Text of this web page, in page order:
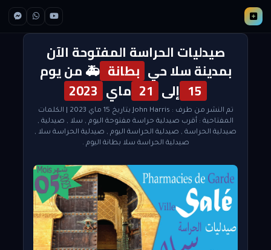
صيدليات الحراسة المفتوحة الآن
بمدينة سلا حي بطانة 🚑 من يوم
15 إلى 21 ماي 2023
تم النشر من طرف : John Harris بتاريخ 15 ماي 2023
| الكلمات
المفتاحية : أقرب صيدلية حراسة مفتوحة اليوم , سلا , صيدلية ,
صيدلية الحراسة , صيدلية الحراسة اليوم , صيدلية الحراسة سلا ,
صيدلية الحراسة سلا بطانة اليوم .